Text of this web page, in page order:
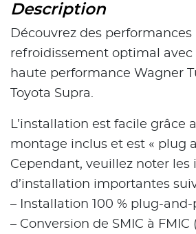
Description
Découvrez des
refroidissement optimal avec
haute performance Wagner
Toyota Supra.
L’installation est facile grâce
montage inclus et est « plug
Cependant, veuillez noter les
d’installation importantes
– Installation 100 % plug-and-
– Conversion de SMIC à